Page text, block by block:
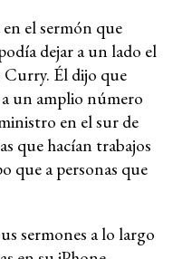
el sermón que
dejar a un lado el
Él dijo que
un amplio número
en el sur de
que hacían trabajos
que a personas que
sermones a lo largo